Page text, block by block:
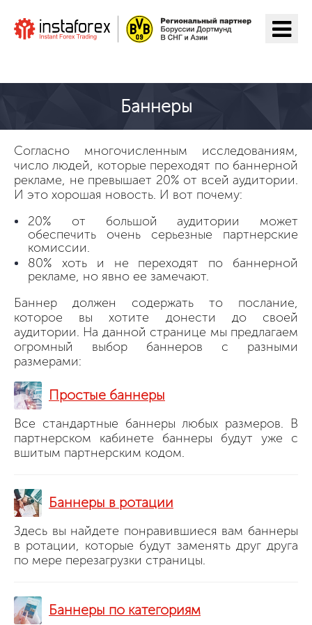
Баннеры
Согласно многочисленным исследованиям,
число людей, которые переходят по баннерной
рекламе, не превышает 20% от всей аудитории.
И это хорошая новость. И вот почему:
20% от большой аудитории может
обеспечить очень серьезные партнерские
комиссии.
80% хоть и не переходят по баннерной
рекламе, но явно ее замечают.
Баннер должен содержать то послание,
которое вы хотите донести до своей
аудитории. На данной странице мы предлагаем
огромный выбор баннеров с разными
размерами:
Простые баннеры
Все стандартные баннеры любых размеров. В
партнерском кабинете баннеры будут уже с
вшитым партнерским кодом.
Баннеры в ротации
Здесь вы найдете понравившиеся вам баннеры
в ротации, которые будут заменять друг друга
по мере перезагрузки страницы.
Баннеры по категориям